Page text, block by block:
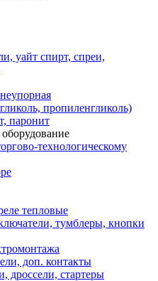
уайт спирт, спреи,
пропиленгликоль)
паронит
технологическому
тепловые
тумблеры, кнопки
доп. контакты
дроссели, стартеры